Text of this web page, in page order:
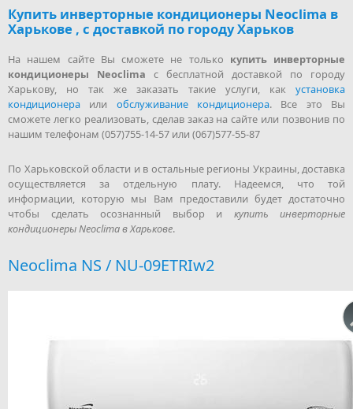
Купить инверторные кондиционеры Neoclima в
Харькове , с доставкой по городу Харьков
На нашем сайте Вы сможете не только купить инверторные
кондиционеры Neoclima с бесплатной доставкой по городу
Харькову, но так же заказать такие услуги, как установка
кондиционера или обслуживание кондиционера. Все это Вы
сможете легко реализовать, сделав заказ на сайте или позвонив по
нашим телефонам (057)755-14-57 или (067)577-55-87
По Харьковской области и в остальные регионы Украины, доставка
осуществляется за отдельную плату. Надеемся, что той
информации, которую мы Вам предоставили будет достаточно
чтобы сделать осознанный выбор и купить инверторные
кондиционеры Neoclima в Харькове.
Neoclima NS / NU-09ETRIw2